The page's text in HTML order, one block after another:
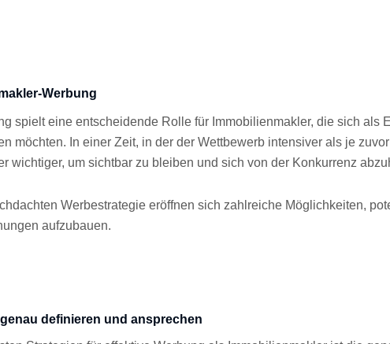
Werbung
spielt eine entscheidende Rolle für Immobilienmakler, die sich als
möchten. In einer Zeit, in der der Wettbewerb intensiver als je
wichtiger, um sichtbar zu bleiben und sich von der Konkurrenz
Werbestrategie eröffnen sich zahlreiche Möglichkeiten,
aufzubauen.
definieren und ansprechen